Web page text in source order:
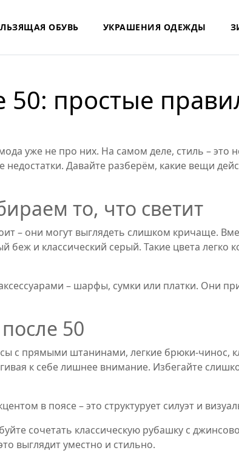
ОБУВЬ УКРАШЕНИЯ ОДЕЖДЫ
50: простые
уже не про них. На самом деле, стиль – это
Давайте разберём, какие вещи
то, что светит
– они могут выглядеть слишком кричаще.
и классический серый. Такие цвета легко
– шарфы, сумки или платки. Они
50
с прямыми штанинами, легкие брюки‑чинос,
к себе лишнее внимание. Избегайте
в поясе – это структурует силуэт и
сочетать классическую рубашку с
выглядит уместно и стильно.